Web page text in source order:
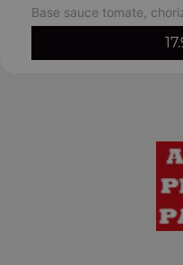
Base sauce tomate,